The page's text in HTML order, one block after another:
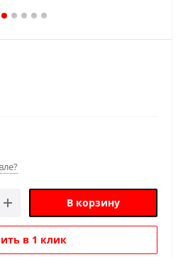
В корзину
в 1 клик